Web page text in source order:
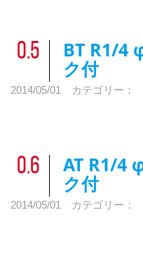
0.9
0.4
0.5
0.6
0.9
0.5
0.2
0.4
0.5
0.6
BT R1/4
ク付
2014/05/01 カテゴリー：
0.6
0.2
AT R1/4
ク付
2014/05/01 カテゴリー：